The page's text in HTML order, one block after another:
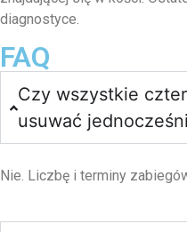
diagnostyce.
FAQ
Czy wszystkie
usuwać
Nie. Liczbę i terminy